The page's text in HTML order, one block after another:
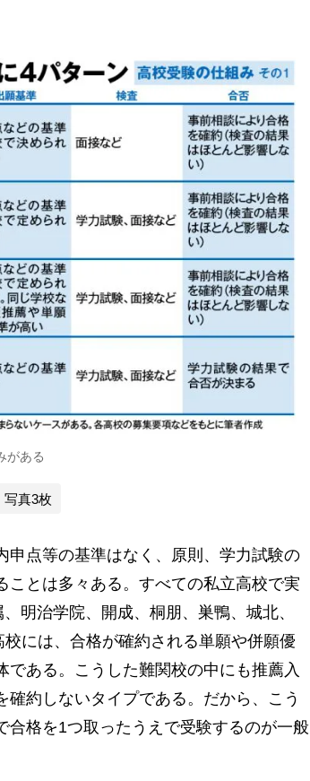
がある
写真3枚
点等の基準はなく、原則、学力試験の
とは多々ある。すべての私立高校で実
明治学院、開成、桐朋、巣鴨、城北、
には、合格が確約される単願や併願優
ある。こうした難関校の中にも推薦入
約しないタイプである。だから、こう
合格を1つ取ったうえで受験するのが一般